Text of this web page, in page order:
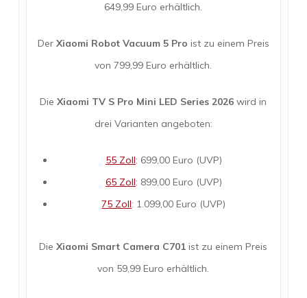
649,99 Euro erhältlich.
Der Xiaomi Robot Vacuum 5 Pro ist zu einem Preis
von 799,99 Euro erhältlich.
DieXiaomi TV S Pro Mini LED Series 2026 wird in
drei Varianten angeboten:
55 Zoll: 699,00 Euro (UVP)
65 Zoll: 899,00 Euro (UVP)
75 Zoll: 1.099,00 Euro (UVP)
DieXiaomi Smart Camera C701 ist zu einem Preis
von 59,99 Euro erhältlich.